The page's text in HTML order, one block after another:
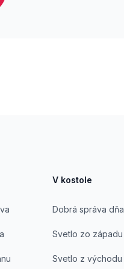
V kostole
Dobrá správa dňa
Svetlo zo západu
Svetlo z východu